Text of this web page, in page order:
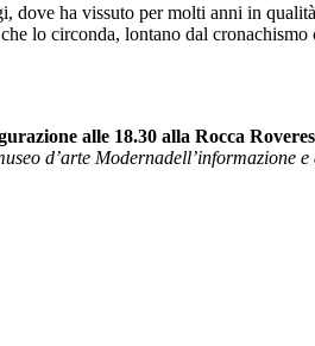
dove ha vissuto per molti anni in
lo circonda, lontano dal
alle 18.30 alla Rocca
d’arte Modernadell’informazione